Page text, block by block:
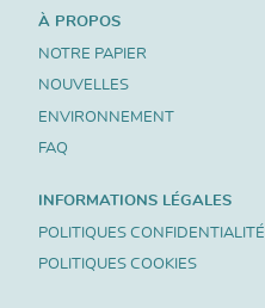
À PROPOS
NOTRE PAPIER
NOUVELLES
ENVIRONNEMENT
FAQ
INFORMATIONS LÉGALES
POLITIQUES CONFIDENTIALITÉ
POLITIQUES COOKIES